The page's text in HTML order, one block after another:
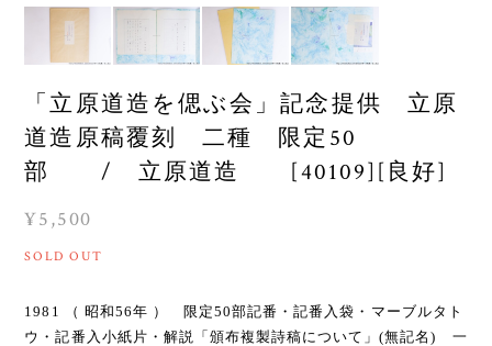
「立原道造を偲ぶ会」記念提供 立原
道造原稿覆刻 二種 限定50
部 / 立原道造 [40109][良好]
¥5,500
SOLD OUT
1981 （ 昭和56年 ） 限定50部記番・記番入袋・マーブルタト
ウ・記番入小紙片・解説「頒布複製詩稿について」(無記名) 一